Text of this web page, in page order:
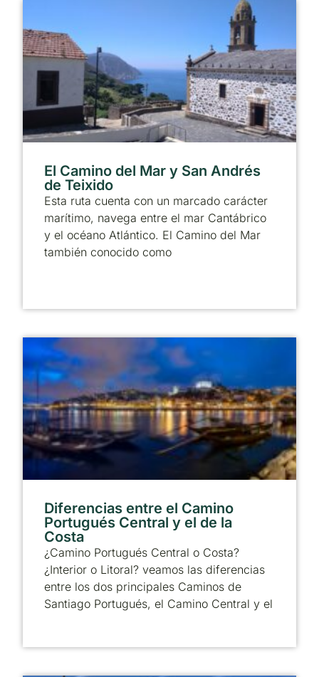
El Camino del Mar y San Andrés
de Teixido
Esta ruta cuenta con un marcado carácter
marítimo, navega entre el mar Cantábrico
y el océano Atlántico. El Camino del Mar
también conocido como
Diferencias entre el Camino
Portugués Central y el de la
Costa
¿Camino Portugués Central o Costa?
¿Interior o Litoral? veamos las diferencias
entre los dos principales Caminos de
Santiago Portugués, el Camino Central y el